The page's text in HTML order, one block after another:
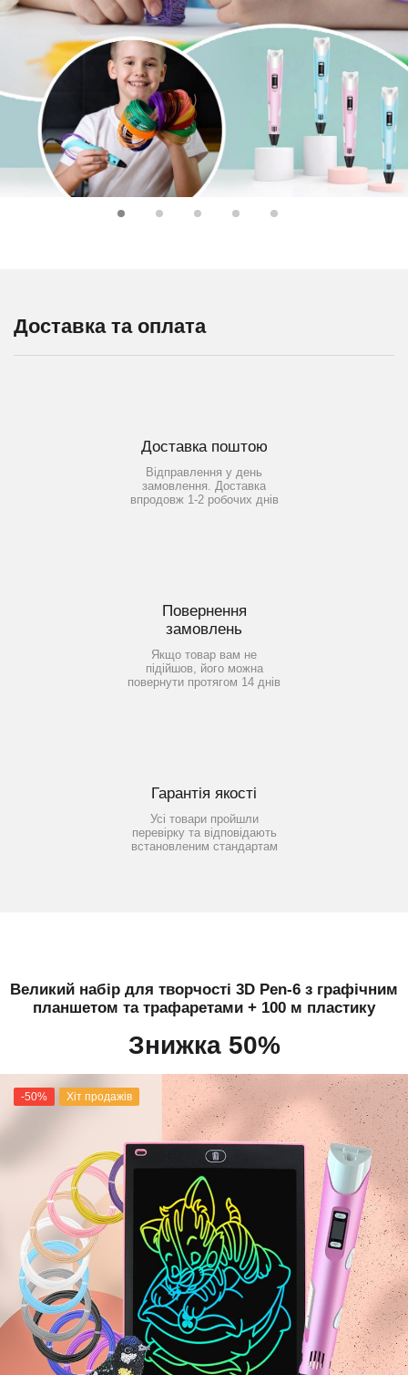
Доставка та оплата
Доставка поштою
Відправлення у день
замовлення. Доставка
впродовж 1-2 робочих днів
Повернення
замовлень
Якщо товар вам не
підійшов, його можна
повернути протягом 14 днів
Гарантія якості
Усі товари пройшли
перевірку та відповідають
встановленим стандартам
Великий набір для творчості 3D Pen-6 з графічним
планшетом та трафаретами + 100 м пластику
Знижка 50%
-50% Хіт продажів